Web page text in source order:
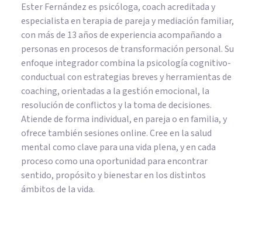
Ester Fernández es psicóloga, coach acreditada y
especialista en terapia de pareja y mediación familiar,
con más de 13 años de experiencia acompañando a
personas en procesos de transformación personal. Su
enfoque integrador combina la psicología cognitivo-
conductual con estrategias breves y herramientas de
coaching, orientadas a la gestión emocional, la
resolución de conflictos y la toma de decisiones.
Atiende de forma individual, en pareja o en familia, y
ofrece también sesiones online. Cree en la salud
mental como clave para una vida plena, y en cada
proceso como una oportunidad para encontrar
sentido, propósito y bienestar en los distintos
ámbitos de la vida.